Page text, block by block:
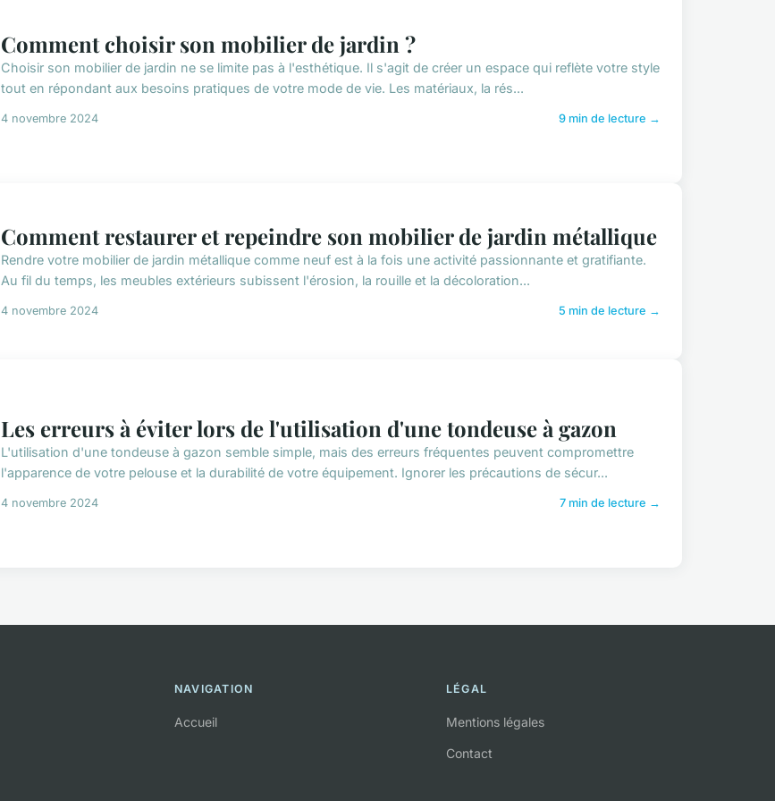
Comment choisir son mobilier de jardin ?
Choisir son mobilier de jardin ne se limite pas à l'esthétique. Il s'agit de créer un espace qui reflète votre style
tout en répondant aux besoins pratiques de votre mode de vie. Les matériaux, la rés...
4 novembre 2024 9 min de lecture →
Comment restaurer et repeindre son mobilier de jardin métallique
Rendre votre mobilier de jardin métallique comme neuf est à la fois une activité passionnante et gratifiante.
Au fil du temps, les meubles extérieurs subissent l'érosion, la rouille et la décoloration...
4 novembre 2024 5 min de lecture →
Les erreurs à éviter lors de l'utilisation d'une tondeuse à gazon
L'utilisation d'une tondeuse à gazon semble simple, mais des erreurs fréquentes peuvent compromettre
l'apparence de votre pelouse et la durabilité de votre équipement. Ignorer les précautions de sécur...
4 novembre 2024 7 min de lecture →
NAVIGATION
Accueil
LÉGAL
Mentions légales
Contact